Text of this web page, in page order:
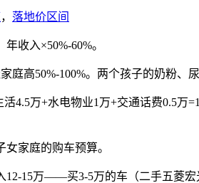
， 落地价区间
收入×50%-60%。
庭高50%-100%。两个孩子的奶粉、
4.5万+水电物业1万+交通话费0.5万
家庭的购车预算。
12-15万——买3-5万的车（二手五菱